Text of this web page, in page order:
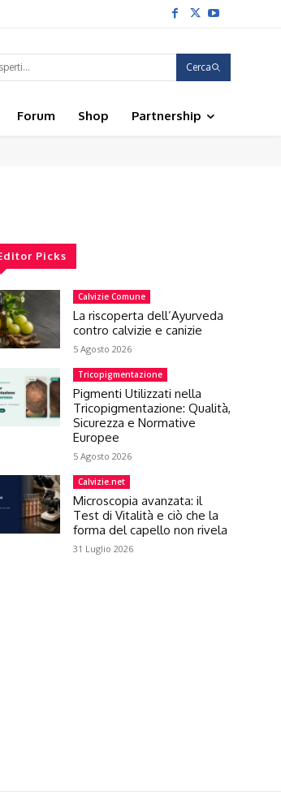
Cerca
Forum Shop Partnership
Picks
Calvizie Comune
La riscoperta dell’Ayurveda
contro calvizie e canizie
5 Agosto 2026
Tricopigmentazione
Pigmenti Utilizzati nella
Tricopigmentazione: Qualità,
Sicurezza e Normative
Europee
5 Agosto 2026
Calvizie.net
Microscopia avanzata: il
Test di Vitalità e ciò che la
forma del capello non rivela
31 Luglio 2026